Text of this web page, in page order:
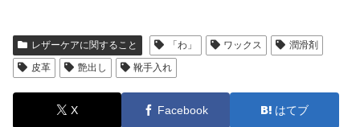
レザーケアに関すること 「わ」 ワックス
潤滑剤
皮革
艶出し 靴手入れ
X Facebook はてブ